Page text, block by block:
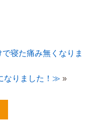
寝た痛み無くなりま
なりました！≫ »